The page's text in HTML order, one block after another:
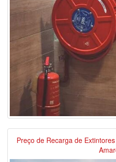
Preço de Recarga de